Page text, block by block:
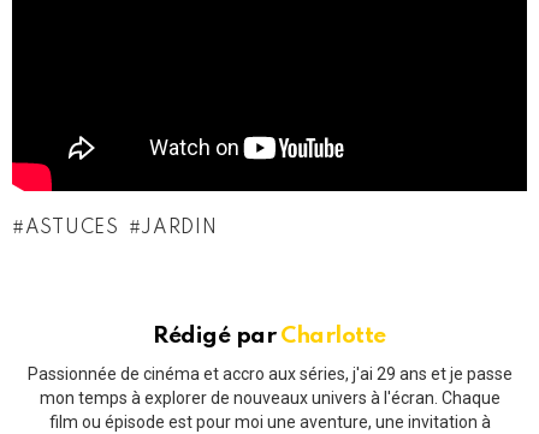
ASTUCES JARDIN
Rédigé par Charlotte
Passionnée de cinéma et accro aux séries, j'ai 29 ans et je passe
mon temps à explorer de nouveaux univers à l'écran. Chaque
film ou épisode est pour moi une aventure, une invitation à